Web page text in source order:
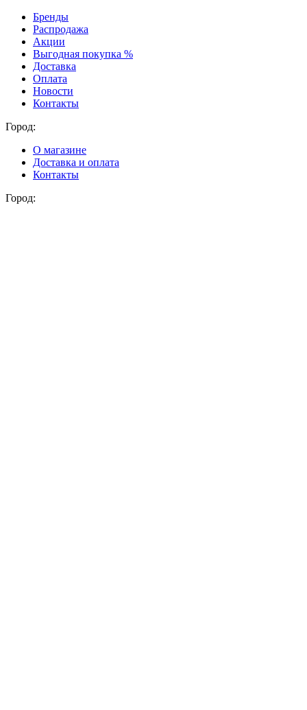
Бренды
Распродажа
Акции
Выгодная покупка %
Доставка
Оплата
Новости
Контакты
Город:
О магазине
Доставка и оплата
Контакты
Город: